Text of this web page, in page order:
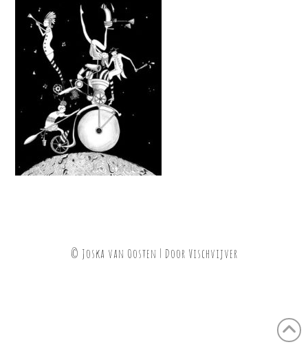
© Joska van Oosten | Door Vischvijver